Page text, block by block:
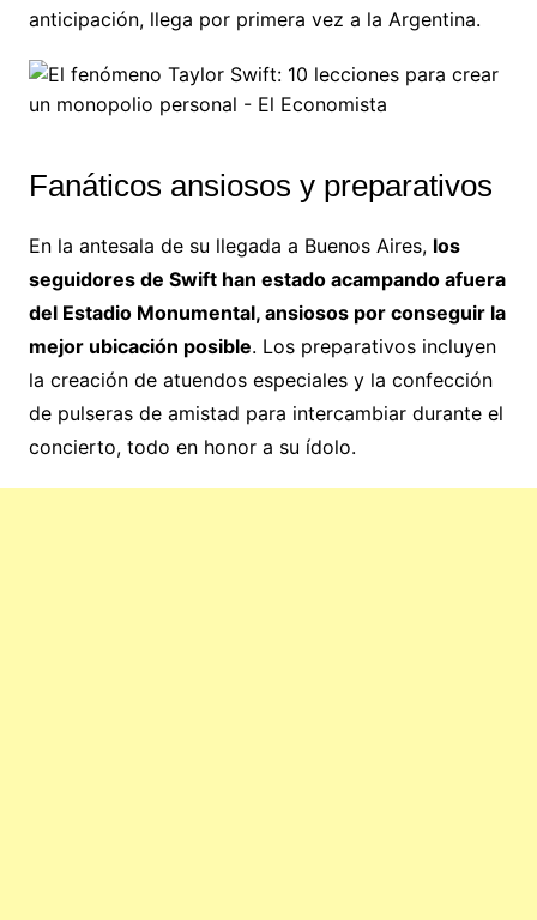
anticipación, llega por primera vez a la Argentina.
Fanáticos ansiosos y preparativos
En la antesala de su llegada a Buenos Aires, los
seguidores de Swift han estado acampando afuera
del Estadio Monumental, ansiosos por conseguir la
mejor ubicación posible. Los preparativos incluyen
la creación de atuendos especiales y la confección
de pulseras de amistad para intercambiar durante el
concierto, todo en honor a su ídolo.